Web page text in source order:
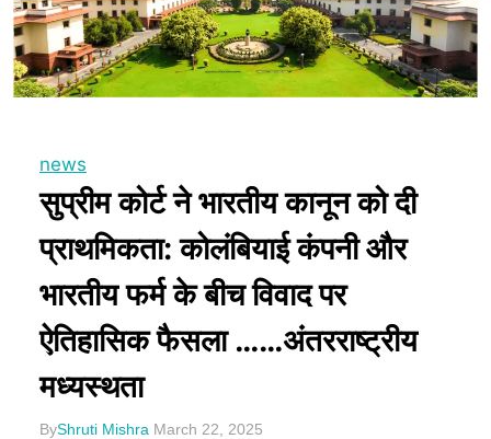
news
सुप्रीम कोर्ट ने भारतीय कानून को दी
प्राथमिकता: कोलंबियाई कंपनी और
भारतीय फर्म के बीच विवाद पर
ऐतिहासिक फैसला ……अंतरराष्ट्रीय
मध्यस्थता
ByShruti Mishra March 22, 2025